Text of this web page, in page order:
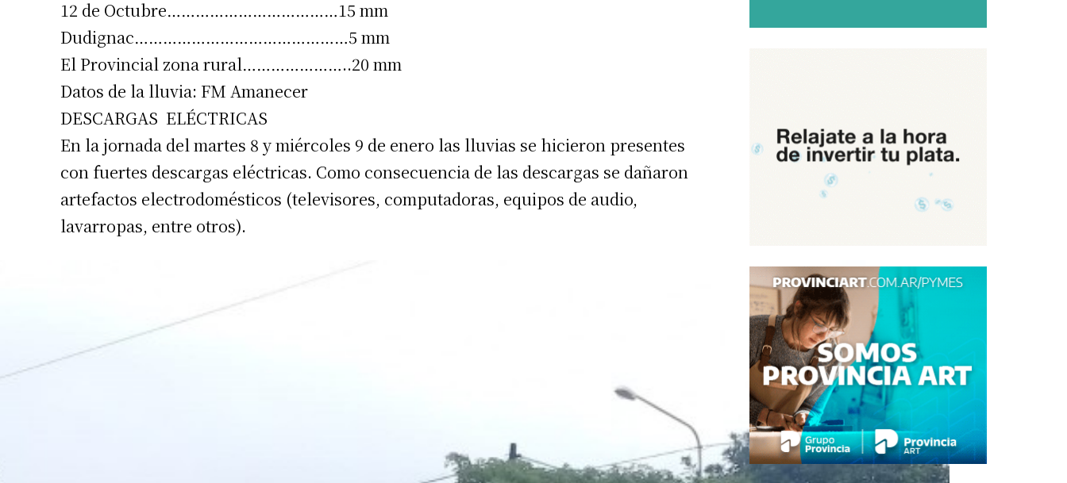
12 de Octubre………………………………15 mm
Dudignac………………………………………5 mm
El Provincial zona rural…………………..20 mm
Datos de la lluvia: FM Amanecer
DESCARGAS ELÉCTRICAS
En la jornada del martes 8 y miércoles 9 de enero las lluvias se hicieron presentes
con fuertes descargas eléctricas. Como consecuencia de las descargas se dañaron
artefactos electrodomésticos (televisores, computadoras, equipos de audio,
lavarropas, entre otros).